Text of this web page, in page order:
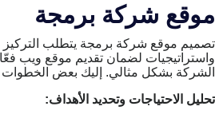
موقع شركة برمجة
تصميم موقع شركة برمجة يتطلب
واستراتيجيات لضمان تقديم موقع ويب
الشركة بشكل مثالي. إليك بعض الخطوات
تحليل الاحتياجات وتحديد الأهداف: